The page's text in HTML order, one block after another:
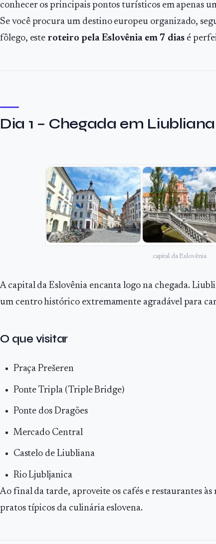
conhecer os principais pontos turísticos em apenas
Se você procura um destino europeu organizado,
fôlego, este roteiro pela Eslovênia em 7 dias é
Dia 1 – Chegada em Liubliana
capital da Eslovênia
A capital da Eslovênia encanta logo na chegada.
um centro histórico extremamente agradável para
O que visitar
Praça Prešeren
Ponte Tripla (Triple Bridge)
Ponte dos Dragões
Mercado Central
Castelo de Liubliana
Rio Ljubljanica
Ao final da tarde, aproveite os cafés e restaurantes
pratos típicos da culinária eslovena.